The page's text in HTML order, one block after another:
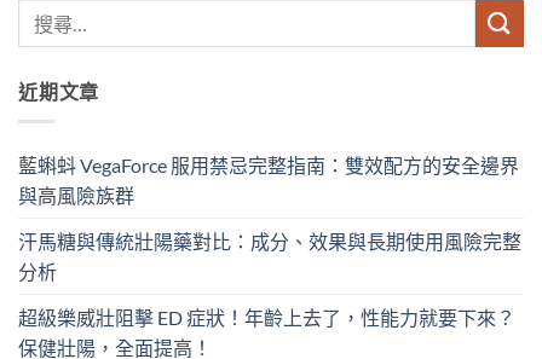
近期文章
藍蝌蚪 VegaForce 服用禁忌完整指南：雙效配方的安全邊界
與高風險族群
汗馬糖與傳統壯陽藥對比：成分、效果與長期使用風險完整
分析
超級樂威壯阻擊 ED 症狀！年齡上去了，性能力就要下來？
保健壯陽，全面提高！